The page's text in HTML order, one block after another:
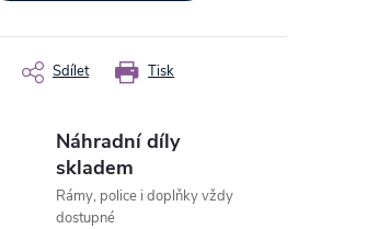
Tisk
Sdílet
Náhradní díly
skladem
Rámy, police i doplňky vždy
dostupné